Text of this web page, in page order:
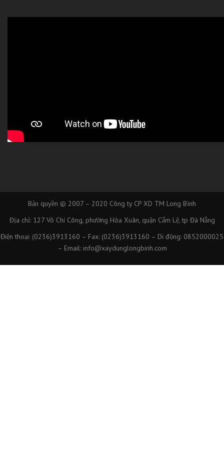
Bản quyền © 2007 – 2020 Công ty CP XD TM Long Bình
Địa chỉ: 127 Võ Chí Công, phường Hòa Xuân, quận Cẩm Lệ, tp Đà Nẵng
Điện thoại: (0236)3913160 – Fax: (0236)3913160 – Di động: 0852000025
– Email: info@xaydunglongbinh.com